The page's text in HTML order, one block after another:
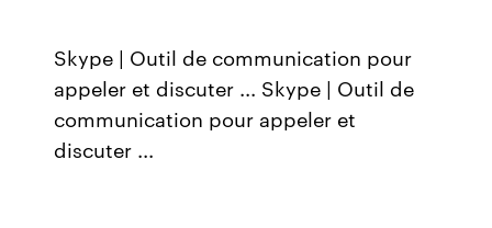
Skype | Outil de communication pour
appeler et discuter ... Skype | Outil de
communication pour appeler et
discuter ...